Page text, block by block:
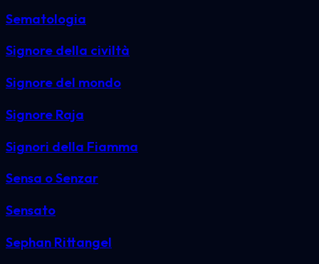
Sematologia
Signore della civiltà
Signore del mondo
Signore Raja
Signori della Fiamma
Sensa o Senzar
Sensato
Sephan Rittangel